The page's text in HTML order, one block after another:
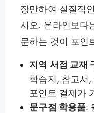
장만하여 실질적
시오. 온라인보다
문하는 것이 포인
지역 서점 교재
학습지, 참고서
포인트 결제가
문구점 학용품: